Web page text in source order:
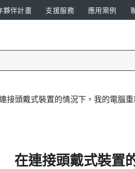
夥伴計畫 支援服務 應用案例
接頭戴式裝置的情況下，我的電腦
在連接頭戴式裝置